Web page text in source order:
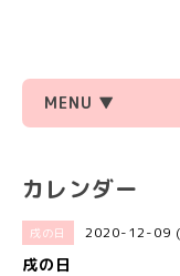
MENU ▼
カレンダー
戌の日 2020-12-09
戌の日